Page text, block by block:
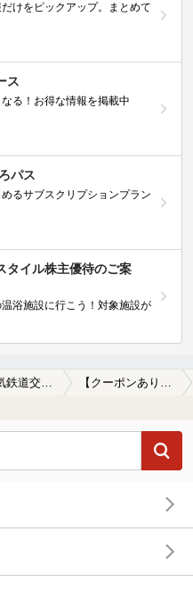
けをピックアップ。まとめて
ス
る！お得な情報を掲載中
パス
るサブスクリプションプラン
タイル株主優待のご案
浴施設に行こう！対象施設が
京阪電気鉄道交野線 【クーポンあり】サウナ付きの京阪電気鉄道交野線周辺の温泉、日帰り温泉、スーパー銭湯を探す